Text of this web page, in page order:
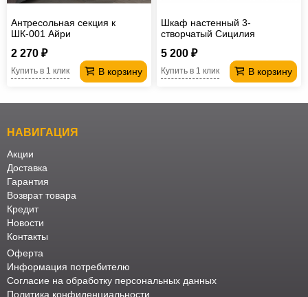
Антресольная секция к
ШК-001 Айри
2 270 ₽
В корзину
Купить в 1 клик
Шкаф настенный 3-
створчатый Сицилия
5 200 ₽
В корзину
Купить в 1 клик
НАВИГАЦИЯ
Акции
Доставка
Гарантия
Возврат товара
Кредит
Новости
Контакты
Оферта
Информация потребителю
Согласие на обработку персональных данных
Политика конфиденциальности